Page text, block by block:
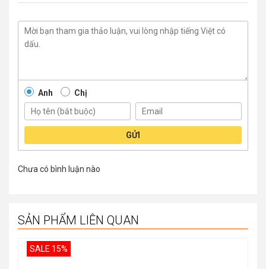
Anh Chị
GỬI
Chưa có bình luận nào
SẢN PHẨM LIÊN QUAN
SALE 15%